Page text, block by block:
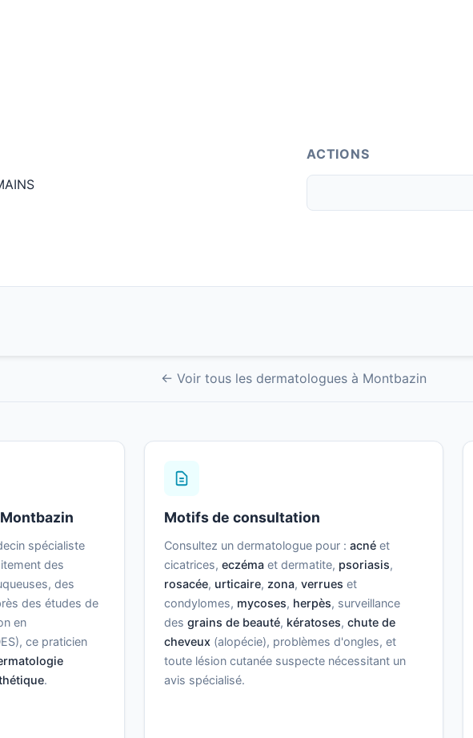
ACTIONS
← Voir tous les dermatologues à Montbazin
spécialiste
des
des
des études de
en
ce praticien
.
Motifs de consultation
Consultez un dermatologue pour :acné et
cicatrices,eczéma et dermatite, psoriasis,
rosacée, urticaire, zona,verrues et
condylomes, mycoses, herpès, surveillance
desgrains de beauté, kératoses,chute de
cheveux (alopécie), problèmes d'ongles, et
toute lésion cutanée suspecte nécessitant un
avis spécialisé.